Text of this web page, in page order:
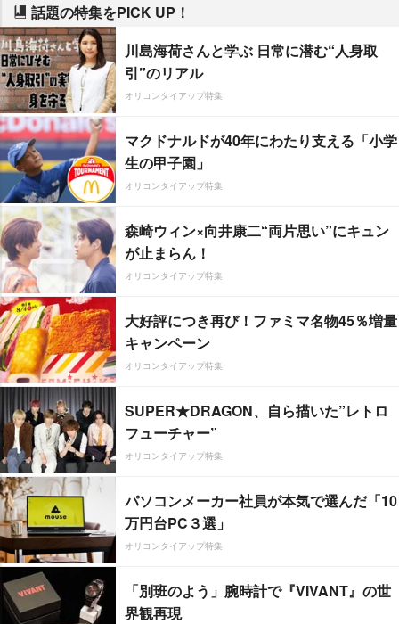
話題の特集をPICK UP！
川島海荷さんと学ぶ 日常に潜む“人身取
引”のリアル
オリコンタイアップ特集
マクドナルドが40年にわたり支える「小学
生の甲子園」
オリコンタイアップ特集
森崎ウィン×向井康二“両片思い”にキュン
が止まらん！
オリコンタイアップ特集
大好評につき再び！ファミマ名物45％増量
キャンペーン
オリコンタイアップ特集
SUPER★DRAGON、自ら描いた”レトロ
フューチャー”
オリコンタイアップ特集
パソコンメーカー社員が本気で選んだ「10
万円台PC３選」
オリコンタイアップ特集
「別班のよう」腕時計で『VIVANT』の世
界観再現